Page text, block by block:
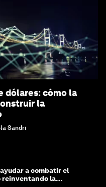
dólares: cómo la
la
Sandri
a combatir el
la